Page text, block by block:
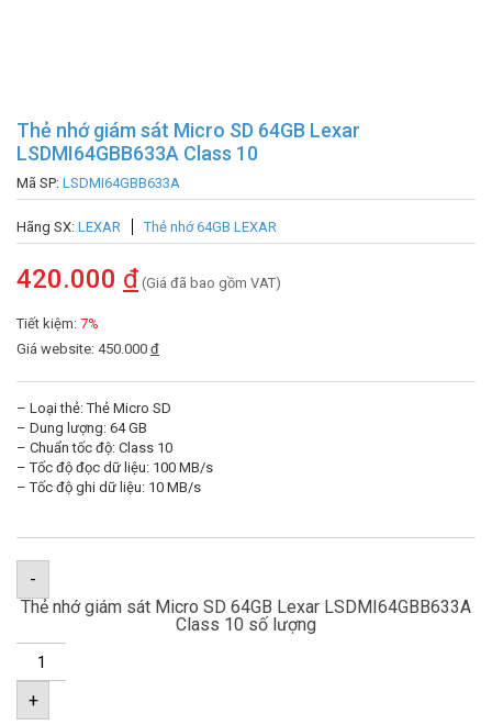
Thẻ nhớ giám sát Micro SD 64GB Lexar
LSDMI64GBB633A Class 10
Mã SP: LSDMI64GBB633A
Hãng SX: LEXAR Thẻ nhớ 64GB LEXAR
420.000 đ (Giá đã bao gồm VAT)
Tiết kiệm: 7%
Giá website: 450.000 đ
– Loại thẻ: Thẻ Micro SD
– Dung lượng: 64 GB
– Chuẩn tốc độ: Class 10
– Tốc độ đọc dữ liệu: 100 MB/s
– Tốc độ ghi dữ liệu: 10 MB/s
-
Thẻ nhớ giám sát Micro SD 64GB Lexar LSDMI64GBB633A
Class 10 số lượng
+